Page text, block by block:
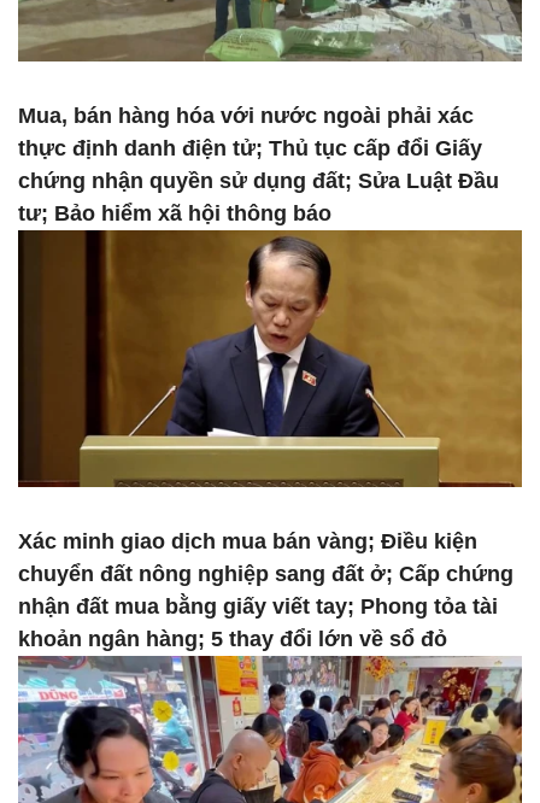
Mua, bán hàng hóa với nước ngoài phải xác
thực định danh điện tử; Thủ tục cấp đổi Giấy
chứng nhận quyền sử dụng đất; Sửa Luật Đầu
tư; Bảo hiểm xã hội thông báo
Xác minh giao dịch mua bán vàng; Điều kiện
chuyển đất nông nghiệp sang đất ở; Cấp chứng
nhận đất mua bằng giấy viết tay; Phong tỏa tài
khoản ngân hàng; 5 thay đổi lớn về sổ đỏ